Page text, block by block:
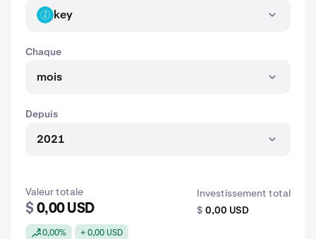
KEY key
Chaque
mois
Depuis
2021
Valeur totale
$ 0,00 USD
0,00% + 0,00 USD
Investissement total
$ 0,00 USD